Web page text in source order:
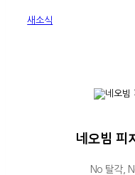
새소식
네오빔 피
No 탈각,